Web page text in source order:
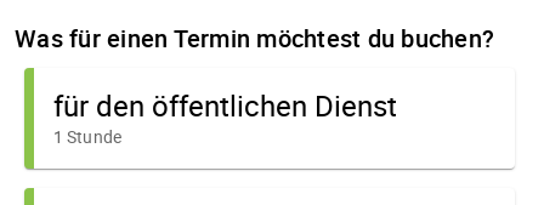
Was für einen Termin möchtest du buchen?
für den öffentlichen Dienst
1 Stunde